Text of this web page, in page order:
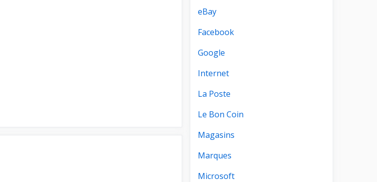
eBay
Facebook
Google
Internet
La Poste
Le Bon Coin
Magasins
Marques
Microsoft